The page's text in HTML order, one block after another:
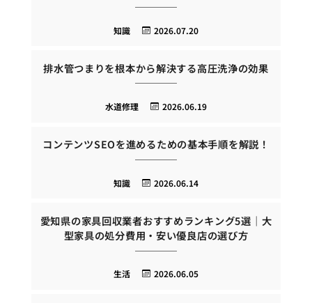
2026.07.20
知識
排水管つまりを根本から解決する高圧洗浄の効果
2026.06.19
水道修理
コンテンツSEOを進めるための基本手順を解説！
2026.06.14
知識
愛知県の家具回収業者おすすめランキング5選｜大
型家具の処分費用・安い優良店の選び方
2026.06.05
生活